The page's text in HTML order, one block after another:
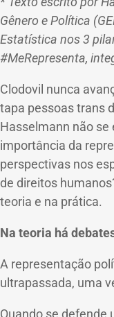
Gênero e Política
Estatística nos 3
#MeRepresenta,
Clodovil nunca
tapa pessoas trans
Hasselmann não
importância da
perspectivas nos
de direitos
teoria e na prática.
Na teoria há
A representação
ultrapassada, uma
Quando se defende